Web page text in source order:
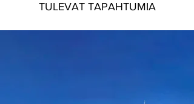
TULEVAT TAPAHTUMIA